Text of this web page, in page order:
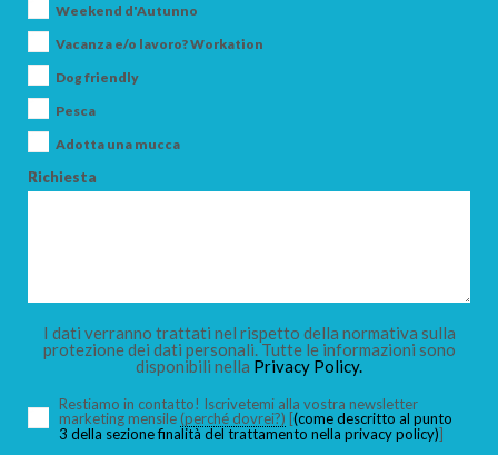
ARRIVO
BAMBINI
Weekend d'Autunno
Vacanza e/o lavoro? Workation
Dog friendly
Pesca
Adotta una mucca
Richiesta
I dati verranno trattati nel rispetto della normativa sulla
protezione dei dati personali. Tutte le informazioni sono
disponibili nella Privacy Policy.
Restiamo in contatto! Iscrivetemi alla vostra newsletter
marketing mensile (perché dovrei?) [(come descritto al punto
3 della sezione finalità del trattamento nella privacy policy)]